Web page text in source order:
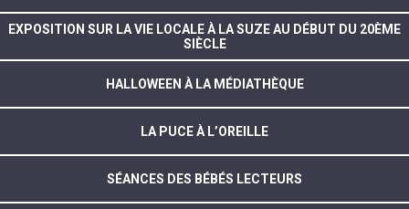
EXPOSITION SUR LA VIE LOCALE À LA SUZE AU DÉBUT DU 20ÈME
SIÈCLE
HALLOWEEN À LA MÉDIATHÈQUE
LA PUCE À L’OREILLE
SÉANCES DES BÉBÉS LECTEURS